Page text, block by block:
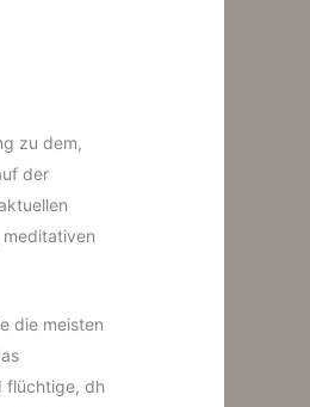
zu dem,
der
die meisten
flüchtige, dh